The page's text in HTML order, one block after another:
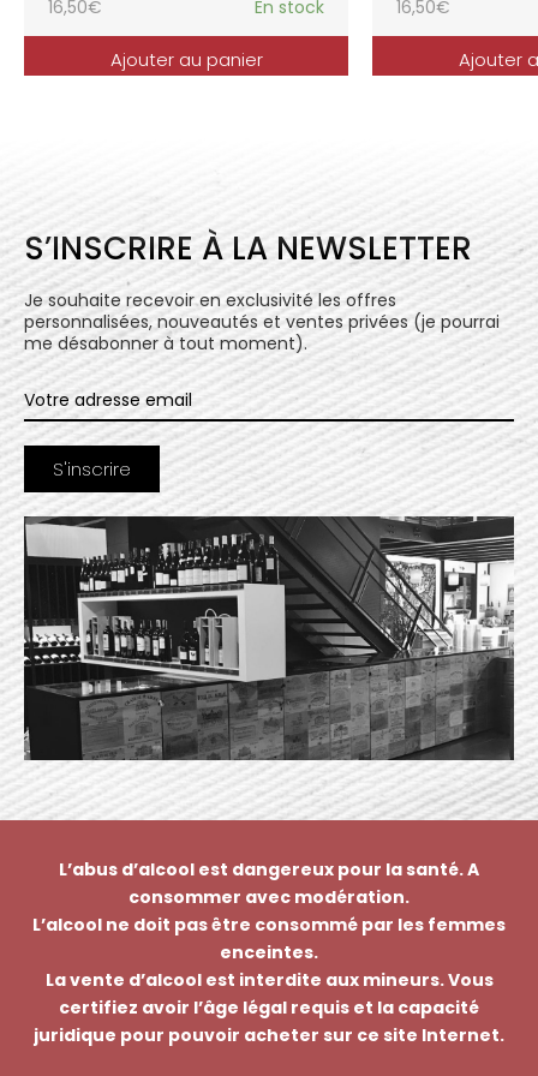
16,50€ En stock
Ajouter au panier
16,50€
Ajouter
S’INSCRIRE À LA NEWSLETTER
Je souhaite recevoir en exclusivité les offres
personnalisées, nouveautés et ventes privées (je pourrai
me désabonner à tout moment).
L’abus d’alcool est dangereux pour la santé. A
consommer avec modération.
L’alcool ne doit pas être consommé par les femmes
enceintes.
La vente d’alcool est interdite aux mineurs. Vous
certifiez avoir l’âge légal requis et la capacité
juridique pour pouvoir acheter sur ce site Internet.